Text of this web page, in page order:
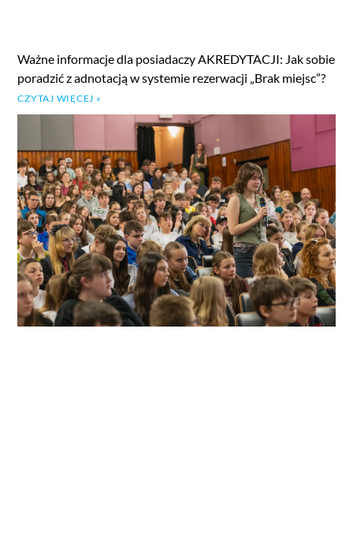
Ważne informacje dla posiadaczy AKREDYTACJI: Jak sobie
poradzić z adnotacją w systemie rezerwacji „Brak miejsc”?
CZYTAJ WIĘCEJ »